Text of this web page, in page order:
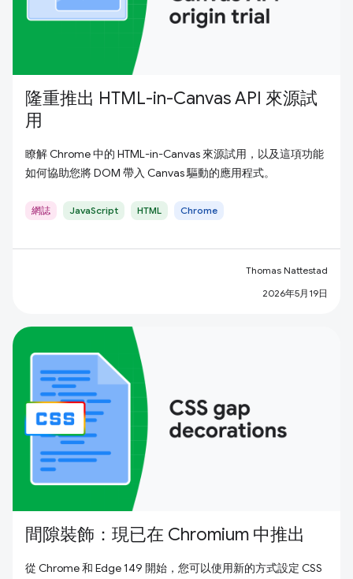
隆重推出 HTML-in-Canvas API 來源試
用
瞭解 Chrome 中的 HTML-in-Canvas 來源試用，以及這項功能
如何協助您將 DOM 帶入 Canvas 驅動的應用程式。
網誌 JavaScript HTML Chrome
Thomas Nattestad
2026年5月19日
間隙裝飾：現已在 Chromium 中推出
從 Chrome 和 Edge 149 開始，您可以使用新的方式設定 CSS